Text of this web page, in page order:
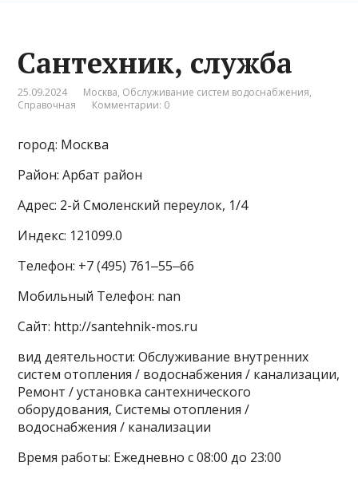
Сантехник, служба
25.09.2024 Москва, Обслуживание систем водоснабжения,
Справочная
Комментарии: 0
город: Москва
Район: Арбат район
Адрес: 2-й Смоленский переулок, 1/4
Индекс: 121099.0
Телефон: +7 (495) 761‒55‒66
Мобильный Телефон: nan
Сайт: http://santehnik-mos.ru
вид деятельности: Обслуживание внутренних
систем отопления / водоснабжения / канализации,
Ремонт / установка сантехнического
оборудования, Системы отопления /
водоснабжения / канализации
Время работы: Ежедневно с 08:00 до 23:00